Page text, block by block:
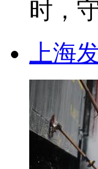
时，
上海